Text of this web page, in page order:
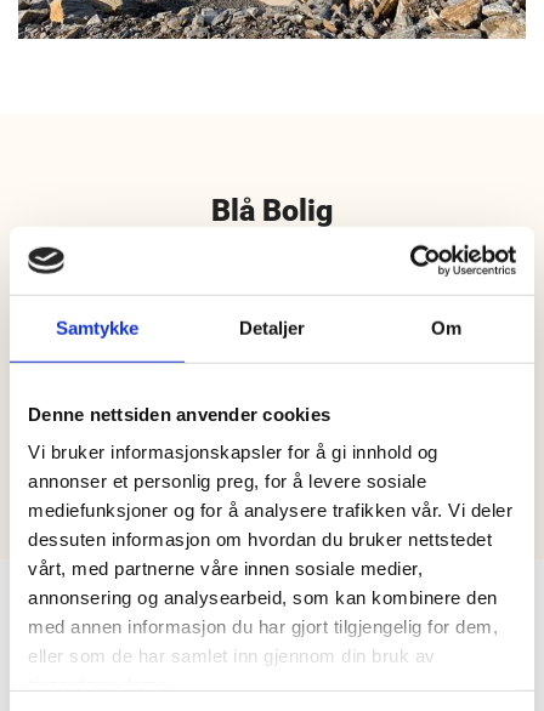
Samtykke Detaljer Om
Denne nettsiden anvender cookies
Vi bruker informasjonskapsler for å gi innhold og
annonser et personlig preg, for å levere sosiale
mediefunksjoner og for å analysere trafikken vår. Vi deler
dessuten informasjon om hvordan du bruker nettstedet
vårt, med partnerne våre innen sosiale medier,
annonsering og analysearbeid, som kan kombinere den
med annen informasjon du har gjort tilgjengelig for dem,
eller som de har samlet inn gjennom din bruk av
Blå Bolig
Vår samarbeidspartner og forhandler av eneboliger og
En komplett leverandør